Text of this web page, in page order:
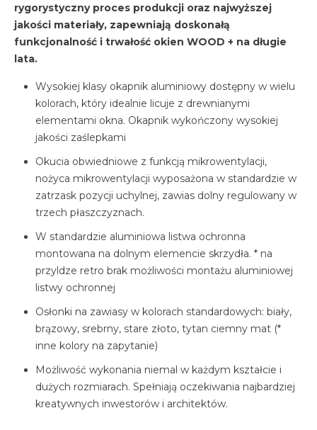
rygorystyczny proces produkcji oraz najwyższej
jakości materiały, zapewniają doskonałą
funkcjonalność i trwałość okien WOOD + na długie
lata.
Wysokiej klasy okapnik aluminiowy dostępny w wielu
kolorach, który idealnie licuje z drewnianymi
elementami okna. Okapnik wykończony wysokiej
jakości zaślepkami
Okucia obwiedniowe z funkcją mikrowentylacji,
nożyca mikrowentylacji wyposażona w standardzie w
zatrzask pozycji uchylnej, zawias dolny regulowany w
trzech płaszczyznach.
W standardzie aluminiowa listwa ochronna
montowana na dolnym elemencie skrzydła. * na
przyldze retro brak możliwości montażu aluminiowej
listwy ochronnej
Osłonki na zawiasy w kolorach standardowych: biały,
brązowy, srebrny, stare złoto, tytan ciemny mat (*
inne kolory na zapytanie)
Możliwość wykonania niemal w każdym kształcie i
dużych rozmiarach. Spełniają oczekiwania najbardziej
kreatywnych inwestorów i architektów.